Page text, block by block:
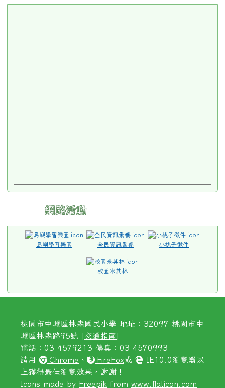
網路活動
島嶼學習樂園 全民資訊素養 小桃子徵件
校園米其林
桃園市中壢區林森國民小學 地址：32097 桃園市中
壢區林森路95號 [交通指南]
電話：03-4579213 傳真：03-4570993
請用
Chrome 、 FireFox或
IE10.0瀏覽器以
上獲得最佳瀏覽效果，謝謝！
Icons made by Freepik from www.flaticon.com